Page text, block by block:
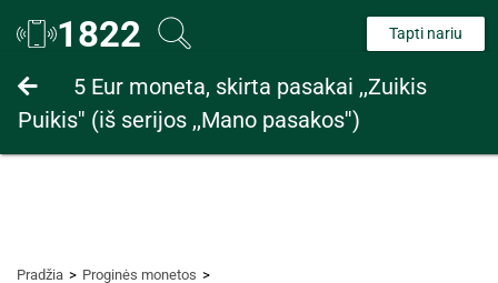
1822 Tapti nariu
Fiziniams asmenims
Juridiniams asmenims
5 Eur moneta, skirta pasakai ,,Zuikis
Puikis'' (iš serijos ,,Mano pasakos'')
Pradžia
Proginės monetos